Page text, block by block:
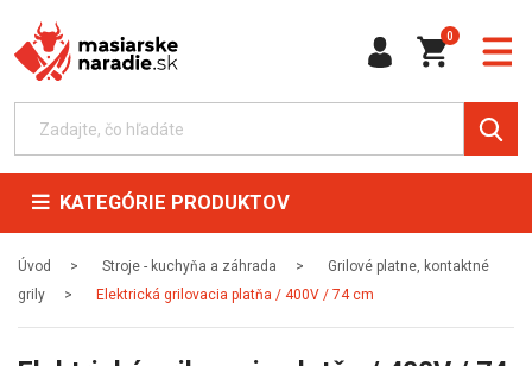
0
KATEGÓRIE PRODUKTOV
Úvod Stroje - kuchyňa a záhrada
Grilové platne, kontaktné
grily
Elektrická grilovacia platňa / 400V / 74 cm